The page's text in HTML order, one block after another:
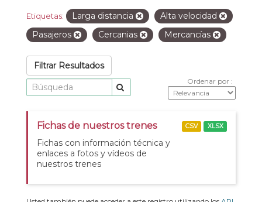
Etiquetas: Larga distancia
Alta velocidad
Pasajeros
Cercanias Mercancías
Filtrar Resultados
Ordenar por
Fichas de nuestros trenes
Fichas con información técnica y
enlaces a fotos y vídeos de
nuestros trenes
CSV XLSX